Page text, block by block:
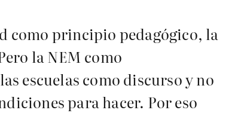
como principio pedagógico, la
la NEM como
escuelas como discurso y no
para hacer. Por eso